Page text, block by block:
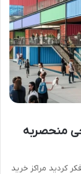
منحصربه
فکر کردید مراکز خرید